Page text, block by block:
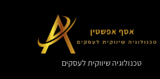
טכנולוגיה שיווקית לעסקים